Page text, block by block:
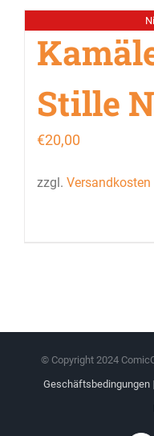
Stille
€20,00
zzgl. Versandkosten
© Copyright 2024
Geschäftsbedingungen|